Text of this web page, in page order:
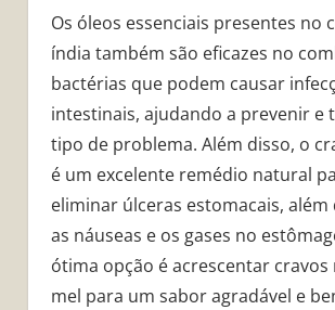
Os óleos essenciais presentes no
índia também são eficazes no
bactérias que podem causar
intestinais, ajudando a prevenir e
tipo de problema. Além disso, o
é um excelente remédio natural
eliminar úlceras estomacais,
as náuseas e os gases no
ótima opção é acrescentar
mel para um sabor agradável e